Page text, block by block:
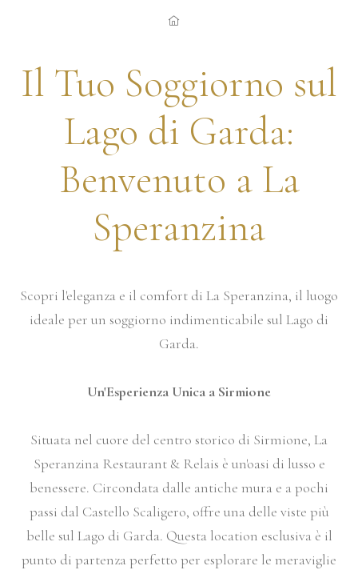
Il Tuo Soggiorno sul
Lago di Garda:
Benvenuto a La
Speranzina
Scopri l'eleganza e il comfort di La Speranzina, il luogo
ideale per un soggiorno indimenticabile sul Lago di
Garda.
Un'Esperienza Unica a Sirmione
Situata nel cuore del centro storico di Sirmione, La
Speranzina Restaurant & Relais è un'oasi di lusso e
benessere. Circondata dalle antiche mura e a pochi
passi dal Castello Scaligero, offre una delle viste più
belle sul Lago di Garda. Questa location esclusiva è il
punto di partenza perfetto per esplorare le meraviglie